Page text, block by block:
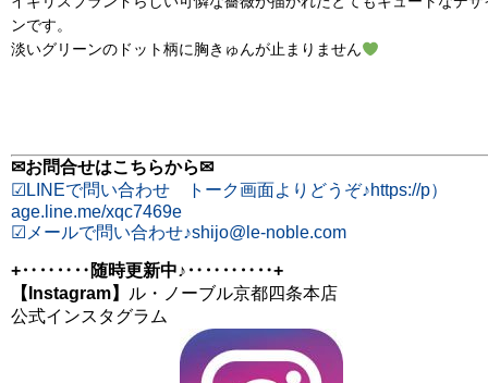
ンです。
淡いグリーンのドット柄に胸きゅんが止まりません
✉お問合せはこちらから✉
☑︎LINEで問い合わせ トーク画面よりどうぞ♪https://p）
age.line.me/xqc7469e
☑︎メールで問い合わせ♪shijo@le-noble.com
+‥‥‥‥随時更新中♪‥‥‥‥‥+
【Instagram】
ル・ノーブル京都四条本店
公式インスタグラム